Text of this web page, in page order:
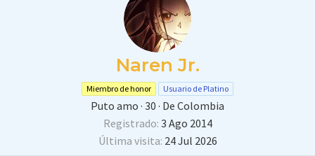
Naren Jr.
Miembro de honor Usuario de Platino
Puto amo · 30 · De Colombia
Registrado 3 Ago 2014
Última visita 24 Jul 2026